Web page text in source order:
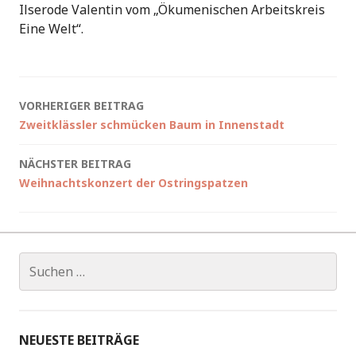
Ilserode Valentin vom „Ökumenischen Arbeitskreis
Eine Welt“.
Beitragsnavigation
VORHERIGER BEITRAG
Zweitklässler schmücken Baum in Innenstadt
NÄCHSTER BEITRAG
Weihnachtskonzert der Ostringspatzen
nach:
NEUESTE BEITRÄGE